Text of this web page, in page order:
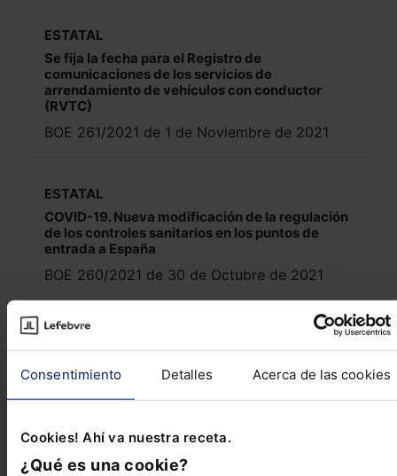
Consentimiento Detalles Acerca de las cookies
Cookies! Ahí va nuestra receta.
¿Qué es una cookie?
ESTATAL
Se fija la fecha para el Registro de
comunicaciones de los servicios de
arrendamiento de vehículos con conductor
(RVTC)
BOE 261/2021 de 1 de Noviembre de 2021
ESTATAL
COVID-19. Nueva modificación de la regulación
de los controles sanitarios en los puntos de
entrada a España
BOE 260/2021 de 30 de Octubre de 2021
Estado y ayuntamientos para la cesión de